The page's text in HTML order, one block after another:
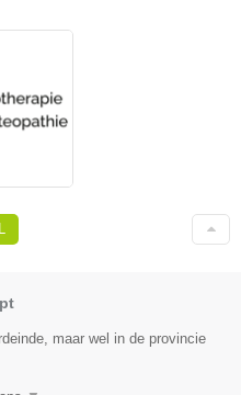
maar wel in de provincie